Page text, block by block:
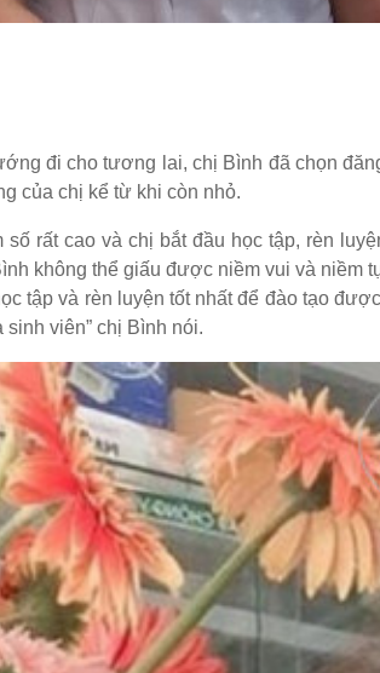
đi cho tương lai, chị Bình đã chọn
của chị kể từ khi còn nhỏ.
rất cao và chị bắt đầu học tập, rèn
không thể giấu được niềm vui và niềm
tập và rèn luyện tốt nhất để đào tạo
viên” chị Bình nói.